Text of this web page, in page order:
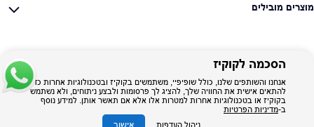
מוצרים מובילים
הסכמה לקוקיז
אנחנו והשותפים שלנו, כולל שופיפיי, משתמשים בקוקיז ובטכנולוגיות אחרות כדי
להתאים אישית את החוויה שלך, להציג לך פרסומות ולבצע ניתוחים, ולא נשתמש
בקוקיז או בטכנולוגיות אחרות למטרות אלו אלא אם תאשר אותן. למידע נוסף
ב-מדיניות הפרטיות
אישור ניהול העדפות